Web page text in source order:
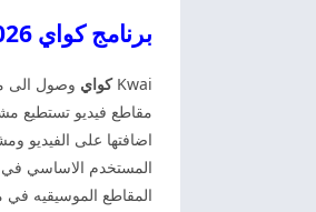
برنامج كواي 2026 Kwai كواي اخر اصدار
Kwai كواي وصول الى
مقاطع فيديو تستطيع
اضافتها على الفيديو
المستخدم الاساسي
المقاطع الموسيقيه في